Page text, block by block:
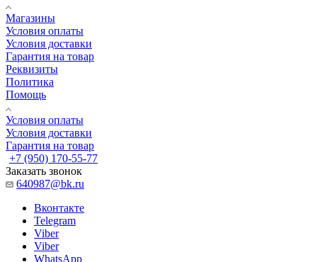
Магазины
Условия оплаты
Условия доставки
Гарантия на товар
Реквизиты
Политика
Помощь
Условия оплаты
Условия доставки
Гарантия на товар
+7 (950) 170-55-77
Заказать звонок
640987@bk.ru
Вконтакте
Telegram
Viber
Viber
WhatsApp